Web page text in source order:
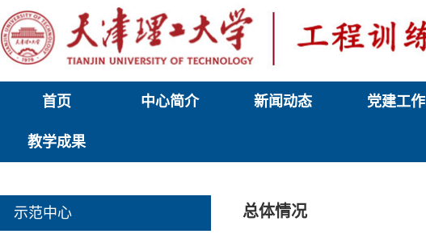
首页 中心简介 新闻动态 党建工作
教学成果
总体情况
示范中心